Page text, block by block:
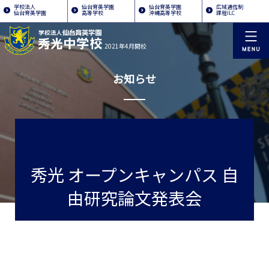
学校法人
仙台育英学園
仙台育英学園
高等学校
仙台育英学園
沖縄高等学校
広域通信制
課程ILC
2021年4月開校
お知らせ
秀光 オープンキャンパス 自
由研究論文発表会